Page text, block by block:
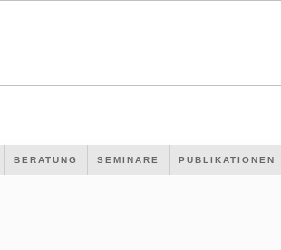
BERATUNG SEMINARE PUBLIKATIONEN